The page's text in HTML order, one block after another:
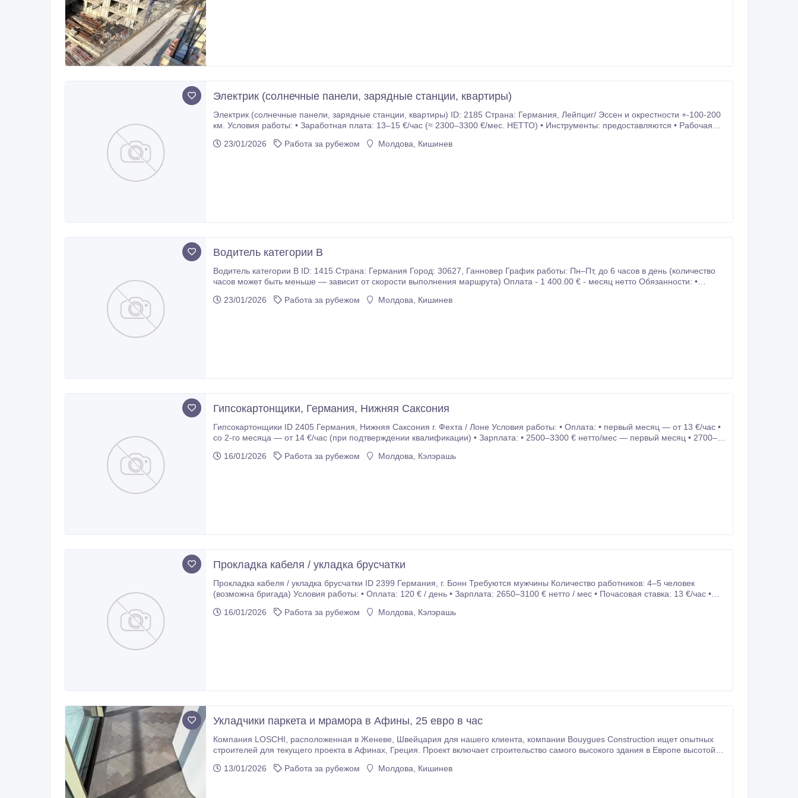
Электрик (солнечные панели, зарядные станции, квартиры)
Электрик (солнечные панели, зарядные станции, квартиры) ID: 2185 Страна: Германия, Лейпциг/ Эссен и окрестности +-100-200
км. Условия работы: • Заработная плата: 13–15 €/час (≈ 2300–3300 €/мес. НЕТТО) • Инструменты: предоставляются • Рабочая
23/01/2026
Работа за рубежом Молдова, Кишинев
Водитель категории B
Водитель категории B ID: 1415 Страна: Германия Город: 30627, Ганновер График работы: Пн–Пт, до 6 часов в день (количество
часов может быть меньше — зависит от скорости выполнения маршрута) Оплата - 1 400.00 € - месяц нетто Обязанности: •
23/01/2026
Работа за рубежом Молдова, Кишинев
Гипсокартонщики, Германия, Нижняя Саксония
Гипсокартонщики ID 2405 Германия, Нижняя Саксония г. Фехта / Лоне Условия работы: • Оплата: • первый месяц — от 13 €/час •
со 2-го месяца — от 14 €/час (при подтверждении квалификации) • Зарплата: • 2500–3300 € нетто/мес — первый месяц • 2700–
16/01/2026
Работа за рубежом Молдова, Кэлэрашь
Прокладка кабеля / укладка брусчатки
Прокладка кабеля / укладка брусчатки ID 2399 Германия, г. Бонн Требуются мужчины Количество работников: 4–5 человек
(возможна бригада) Условия работы: • Оплата: 120 € / день • Зарплата: 2650–3100 € нетто / мес • Почасовая ставка: 13 €/час •
16/01/2026
Работа за рубежом Молдова, Кэлэрашь
Укладчики паркета и мрамора в Афины, 25 евро в час
Компания LOSCHI, расположенная в Женеве, Швейцария для нашего клиента, компании Bouygues Construction ищет опытных
строителей для текущего проекта в Афинах, Греция. Проект включает строительство самого высокого здания в Европе высотой в
13/01/2026
Работа за рубежом Молдова, Кишинев